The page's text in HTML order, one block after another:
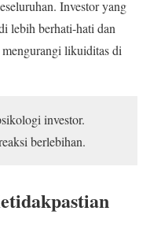
Investor yang
lebih berhati-hati dan
likuiditas di
investor.
berlebihan.